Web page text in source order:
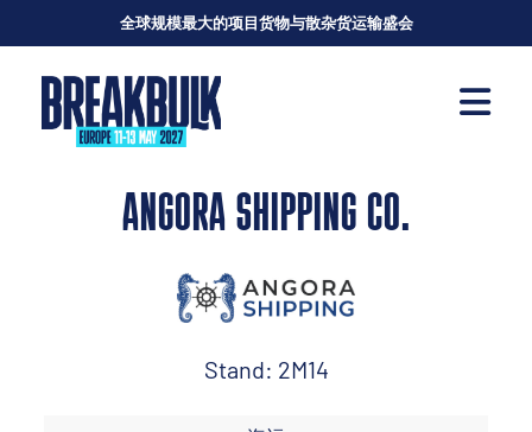
全球规模最大的项目货物与散杂货运输盛会
ANGORA SHIPPING CO.
Stand: 2M14